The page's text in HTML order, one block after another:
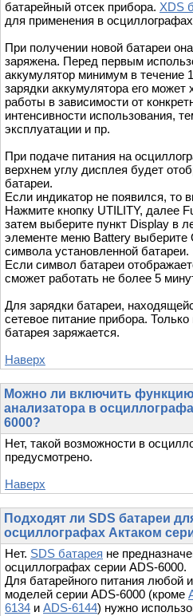
батарейный отсек прибора. XDS
для применения в
При получении новой батареи
заряжена. Перед первым
аккумулятор минимум в течение
зарядки аккумулятора его может
работы в зависимости от
интенсивности использования,
эксплуатации и пр.
При подаче питания на
верхнем углу дисплея будет
батареи.
Если индикатор не появился, то
Нажмите кнопку UTILITY, далее
затем выберите пункт Display в
элементе меню Battery выберите
символа установленной батареи.
Если символ батареи
сможет работать не более 5
Для зарядки батареи,
сетевое питание прибора.
батарея заряжается.
Наверх
Можно ли включить функцию
анализатора в
6000?
Нет, такой возможности в
предусмотрено.
Наверх
Подходят ли SDS батареи
осциллографах Актаком
Нет. SDS батарея не
осциллографах серии ADS-6000.
Для батарейного питания любой
моделей серии ADS-6000 (кроме
6134 и ADS-6144) нужно